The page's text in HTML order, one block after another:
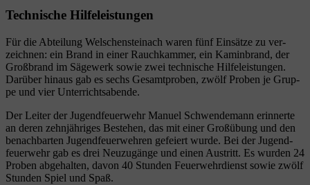
Technische Hilfeleistungen
Für die Abtei­lung Wel­schen­stein­ach waren fünf Ein­sät­ze zu ver­
zeich­nen: ein Brand in einer Rauch­kam­mer, ein Kamin­brand, der
Groß­brand im Säge­werk sowie zwei tech­ni­sche Hil­fe­leis­tun­gen.
Dar­über hin­aus gab es sechs Gesamt­pro­ben, zwölf Pro­ben je Grup­
pe und vier Unterrichtsabende.
Der Lei­ter der Jugend­feu­er­wehr Manu­el Schwen­de­mann erin­ner­te
an deren zehn­jäh­ri­ges Bestehen, das mit einer Groß­übung und den
benach­bar­ten Jugend­feu­er­weh­ren gefei­ert wur­de. Bei der Jugend­
feu­er­wehr gab es drei Neu­zu­gän­ge und einen Aus­tritt. Es wur­den 24
Pro­ben abge­hal­ten, davon 40 Stun­den Feu­er­wehr­dienst sowie zwölf
Stun­den Spiel und Spaß.